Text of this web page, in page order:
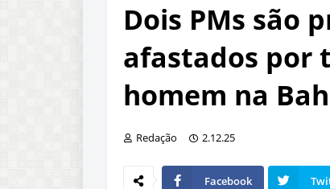
Dois PMs são
afastados por
homem na
Redação 2.12.25
Facebook